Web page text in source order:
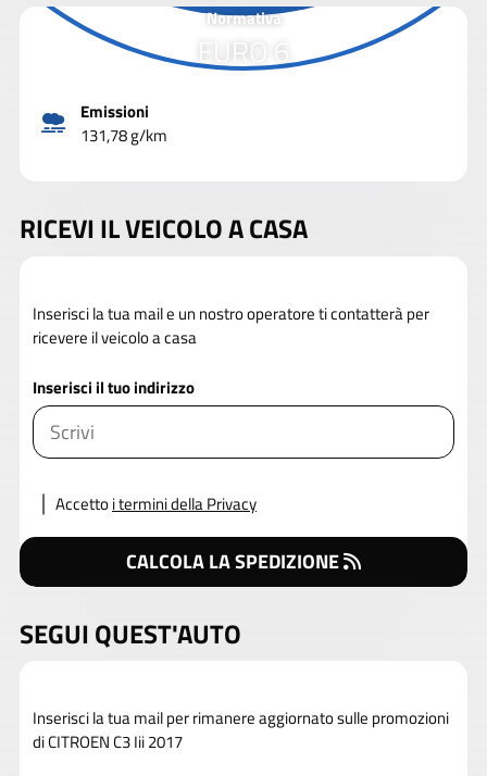
Normativa
EURO 6
Emissioni
131,78 g/km
RICEVI IL VEICOLO A CASA
Inserisci la tua mail e un nostro operatore ti contatterà per
ricevere il veicolo a casa
Inserisci il tuo indirizzo
Accettoi termini della Privacy
CALCOLA LA SPEDIZIONE
SEGUI QUEST'AUTO
Inserisci la tua mail per rimanere aggiornato sulle promozioni
di CITROEN C3 Iii 2017